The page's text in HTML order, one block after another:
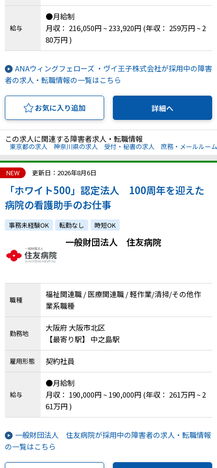
給与
●月給制
月収： 216,050円 ~ 233,920円 (年収： 259万円 ~ 2
80万円 )
ANAウィングフェローズ ・ヴイ王子株式会社が採用中の障害
者の求人・転職情報の一覧はこちら
お気に入り追加 詳細へ
この求人に関連する障害者求人・転職情報
東京都の求人 神奈川県の求人 受付・秘書の求人 庶務・メールルー
NEW 更新日：2026年8月6日
「ホワイト500」認定法人 100周年を迎えた
病院の看護助手のお仕事
事務未経験OK 転勤なし 時短OK
一般財団法人 住友病院
職種
福祉関連職 / 医療関連職 / 軽作業/清掃/その他作
業系職種
勤務地
大阪府 大阪市北区
【最寄り駅】 中之島駅
雇用形態 契約社員
給与
●月給制
月収： 190,000円 ~ 190,000円 (年収： 261万円 ~ 2
61万円 )
一般財団法人 住友病院が採用中の障害者の求人・転職情報
の一覧はこちら